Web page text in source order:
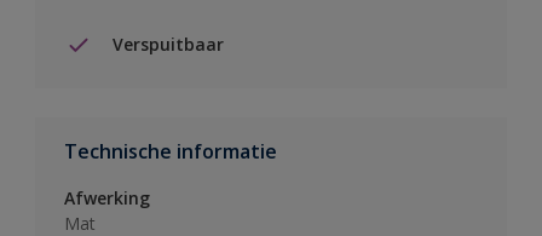
Verspuitbaar
Technische informatie
Afwerking
Mat